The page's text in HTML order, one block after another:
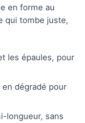
en forme au
qui tombe juste,
les épaules, pour
dégradé pour
longueur, sans